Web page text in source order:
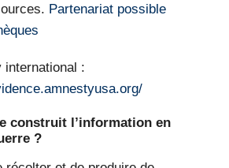
Partenariat possible
international :
construit l’information en
?